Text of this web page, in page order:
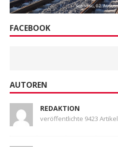
FACEBOOK
AUTOREN
REDAKTION
veröffentlichte 9423 Artikel